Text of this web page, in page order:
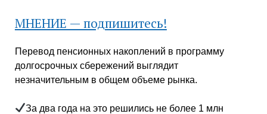
МНЕНИЕ — подпишитесь!
Перевод пенсионных накоплений в программу
долгосрочных сбережений выглядит
незначительным в общем объеме рынка.
За два года на это решились не более 1 млн